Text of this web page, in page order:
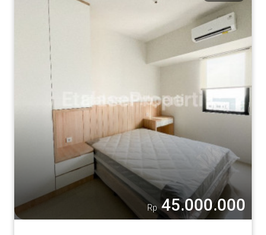
Rp 45.000.000